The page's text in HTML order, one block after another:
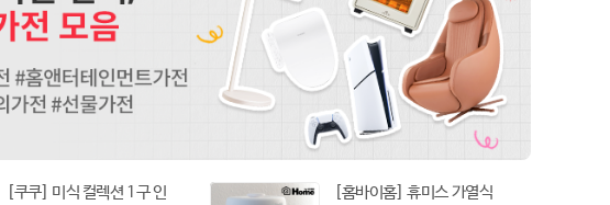
[쿠쿠] 미식 컬렉션 1구 인
[홈바이홈] 휴미스 가열식